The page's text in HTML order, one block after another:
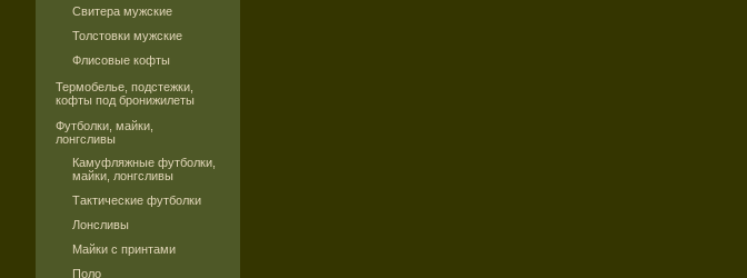
Свитера мужские
Толстовки мужские
Флисовые кофты
Термобелье, подстежки,
кофты под бронижилеты
Футболки, майки,
лонгсливы
Камуфляжные футболки,
майки, лонгсливы
Тактические футболки
Лонсливы
Майки с принтами
Поло